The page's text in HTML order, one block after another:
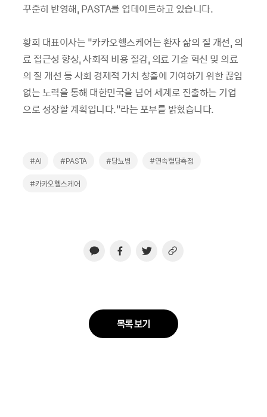
꾸준히 반영해, PASTA를 업데이트하고 있습니다.
황희 대표이사는 “카카오헬스케어는 환자 삶의 질 개선, 의
료 접근성 향상, 사회적 비용 절감, 의료 기술 혁신 및 의료
의 질 개선 등 사회 경제적 가치 창출에 기여하기 위한 끊임
없는 노력을 통해 대한민국을 넘어 세계로 진출하는 기업
으로 성장할 계획입니다.”라는 포부를 밝혔습니다.
#AI #PASTA #당뇨병 #연속혈당측정
#카카오헬스케어
목록 보기